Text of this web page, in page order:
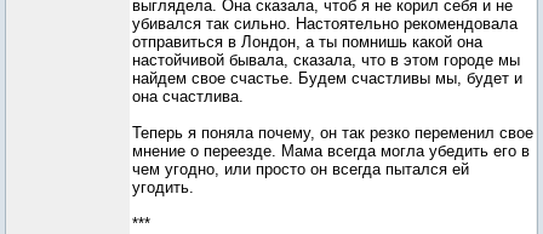
выглядела. Она сказала, чтоб я не корил себя и не
убивался так сильно. Настоятельно рекомендовала
отправиться в Лондон, а ты помнишь какой она
настойчивой бывала, сказала, что в этом городе мы
найдем свое счастье. Будем счастливы мы, будет и
она счастлива.
Теперь я поняла почему, он так резко переменил свое
мнение о переезде. Мама всегда могла убедить его в
чем угодно, или просто он всегда пытался ей
угодить.
***